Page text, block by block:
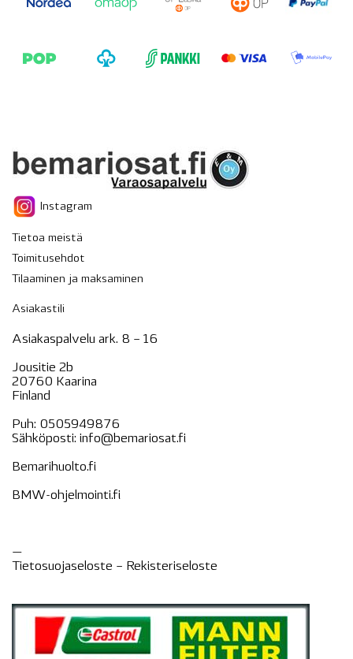
Instagram
Tietoa meistä
Toimitusehdot
Tilaaminen ja maksaminen
Asiakastili
Asiakaspalvelu ark. 8 – 16
Jousitie 2b
20760 Kaarina
Finland
Puh: 0505949876
Sähköposti: info@bemariosat.fi
Bemarihuolto.fi
BMW-ohjelmointi.fi
—
Tietosuojaseloste – Rekisteriseloste